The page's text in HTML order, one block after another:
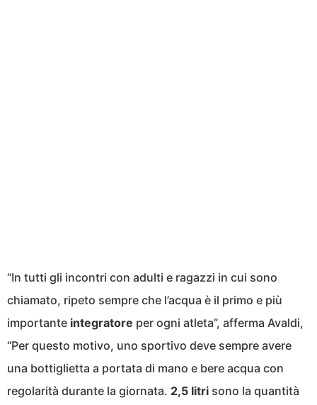
“In tutti gli incontri con adulti e ragazzi in cui sono
chiamato, ripeto sempre che l’acqua è il primo e più
importante integratore per ogni atleta”, afferma Avaldi,
“Per questo motivo, uno sportivo deve sempre avere
una bottiglietta a portata di mano e bere acqua con
regolarità durante la giornata. 2,5 litri sono la quantità